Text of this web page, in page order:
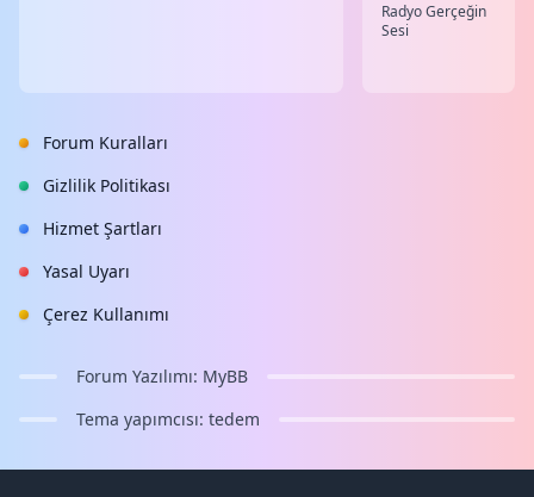
Radyo Gerçeğin
Sesi
Forum Kuralları
Gizlilik Politikası
Hizmet Şartları
Yasal Uyarı
Çerez Kullanımı
Forum Yazılımı: MyBB
Tema yapımcısı: tedem